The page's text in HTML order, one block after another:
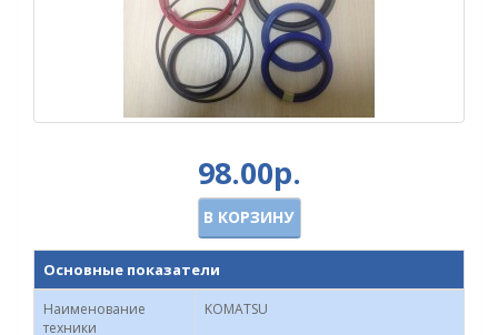
98.00р.
В КОРЗИНУ
Основные показатели
Наименование
техники
KOMATSU